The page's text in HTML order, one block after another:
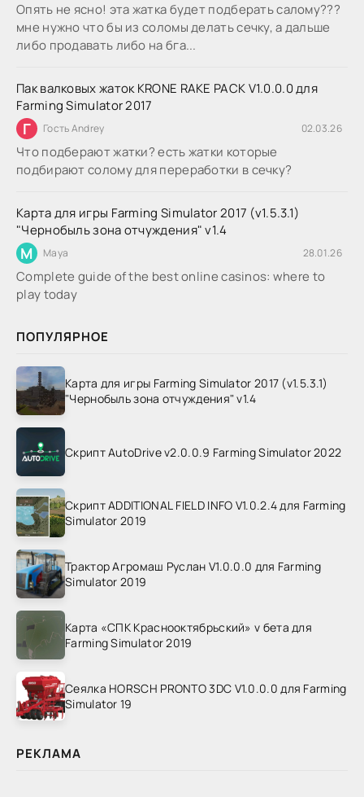
Опять не ясно! эта жатка будет подберать салому???
мне нужно что бы из соломы делать сечку, а дальше
либо продавать либо на бга...
Пак валковых жаток KRONE RAKE PACK V1.0.0.0 для
Farming Simulator 2017
Г Гость Andrey 02.03.26
Что подберают жатки? есть жатки которые
подбирают солому для переработки в сечку?
Карта для игры Farming Simulator 2017 (v1.5.3.1)
"Чернобыль зона отчуждения" v1.4
M Maya 28.01.26
Complete guide of the best online casinos: where to
play today
ПОПУЛЯРНОЕ
Карта для игры Farming Simulator 2017 (v1.5.3.1)
"Чернобыль зона отчуждения" v1.4
Скрипт AutoDrive v2.0.0.9 Farming Simulator 2022
Скрипт ADDITIONAL FIELD INFO V1.0.2.4 для Farming
Simulator 2019
Трактор Агромаш Руслан V1.0.0.0 для Farming
Simulator 2019
Карта «СПК Краснооктябрьский» v бета для
Farming Simulator 2019
Сеялка HORSCH PRONTO 3DC V1.0.0.0 для Farming
Simulator 19
РЕКЛАМА